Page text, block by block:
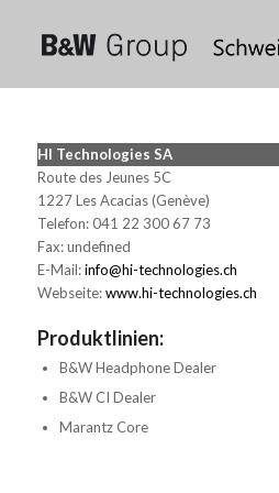
HI Technologies SA
Route des Jeunes 5C
1227 Les Acacias (Genève)
Telefon: 041 22 300 67 73
Fax: undefined
E-Mail:info@hi-technologies.ch
Webseite:www.hi-technologies.ch
Produktlinien:
B&W Headphone Dealer
B&W CI Dealer
Marantz Core